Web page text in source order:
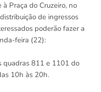
Praça do Cruzeiro, no
de ingressos
poderão fazer a
feira (22):
quadras 811 e 1101 do
10h às 20h.